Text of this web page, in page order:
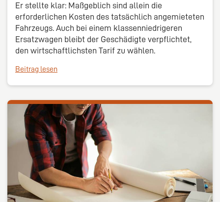
Er stellte klar: Maßgeblich sind allein die
erforderlichen Kosten des tatsächlich angemieteten
Fahrzeugs. Auch bei einem klassenniedrigeren
Ersatzwagen bleibt der Geschädigte verpflichtet,
den wirtschaftlichsten Tarif zu wählen.
Beitrag lesen